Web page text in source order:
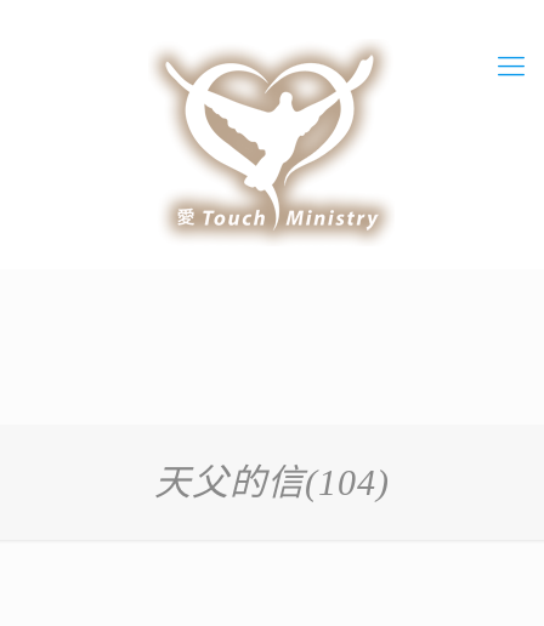
天父的信(104)